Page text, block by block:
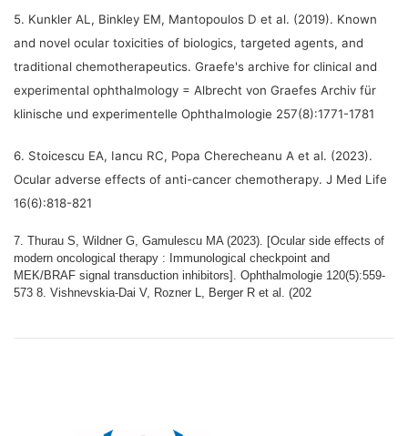
5. Kunkler AL, Binkley EM, Mantopoulos D et al. (2019). Known
and novel ocular toxicities of biologics, targeted agents, and
traditional chemotherapeutics. Graefe's archive for clinical and
experimental ophthalmology = Albrecht von Graefes Archiv für
klinische und experimentelle Ophthalmologie 257(8):1771-1781
6. Stoicescu EA, Iancu RC, Popa Cherecheanu A et al. (2023).
Ocular adverse effects of anti-cancer chemotherapy. J Med Life
16(6):818-821
7. Thurau S, Wildner G, Gamulescu MA (2023). [Ocular side effects of
modern oncological therapy : Immunological checkpoint and
MEK/BRAF signal transduction inhibitors]. Ophthalmologie 120(5):559-
573 8. Vishnevskia-Dai V, Rozner L, Berger R et al. (202